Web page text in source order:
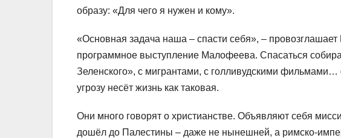
образу: «Для чего я нужен и кому».
«Основная задача наша – спасти себя», –
программное выступление Малофеева. Спасаться
Зеленского», с мигрантами, с голливудскими
угрозу несёт жизнь как таковая.
Они много говорят о христианстве. Объявляют себя
дошёл до Палестины – даже не нынешней, а римско-